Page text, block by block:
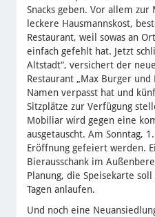
Snacks geben. Vor allem zur
leckere Hausmannskost,
Restaurant, weil sowas an
einfach gefehlt hat. Jetzt
Altstadt“, versichert der
Restaurant „Max Burger
Namen verpasst hat und
Sitzplätze zur Verfügung
Mobiliar wird gegen eine
ausgetauscht. Am Sonntag,
Eröffnung gefeiert werden.
Bierausschank im
Planung, die Speisekarte
Tagen anlaufen.
Und noch eine